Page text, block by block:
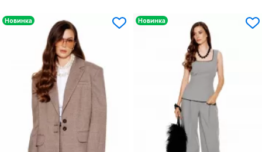
Новинка Новинка